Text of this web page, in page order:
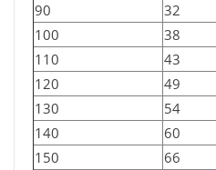
90
32
100
38
110
43
120
49
130
54
140
60
150
66